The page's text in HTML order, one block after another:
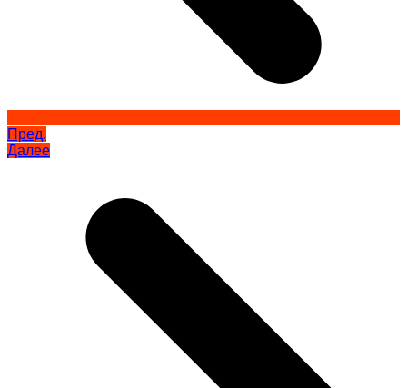
Пред.
Далее